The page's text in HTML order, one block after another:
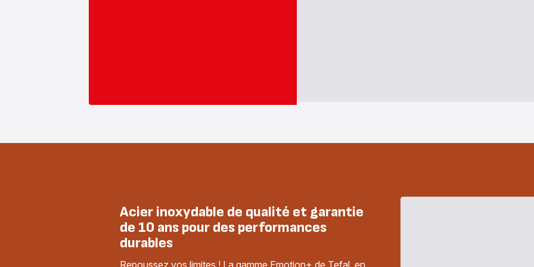
Acier inoxydable de qualité et garantie
de 10 ans pour des performances
durables
Repoussez vos limites ! La gamme Emotion+ de Tefal, en